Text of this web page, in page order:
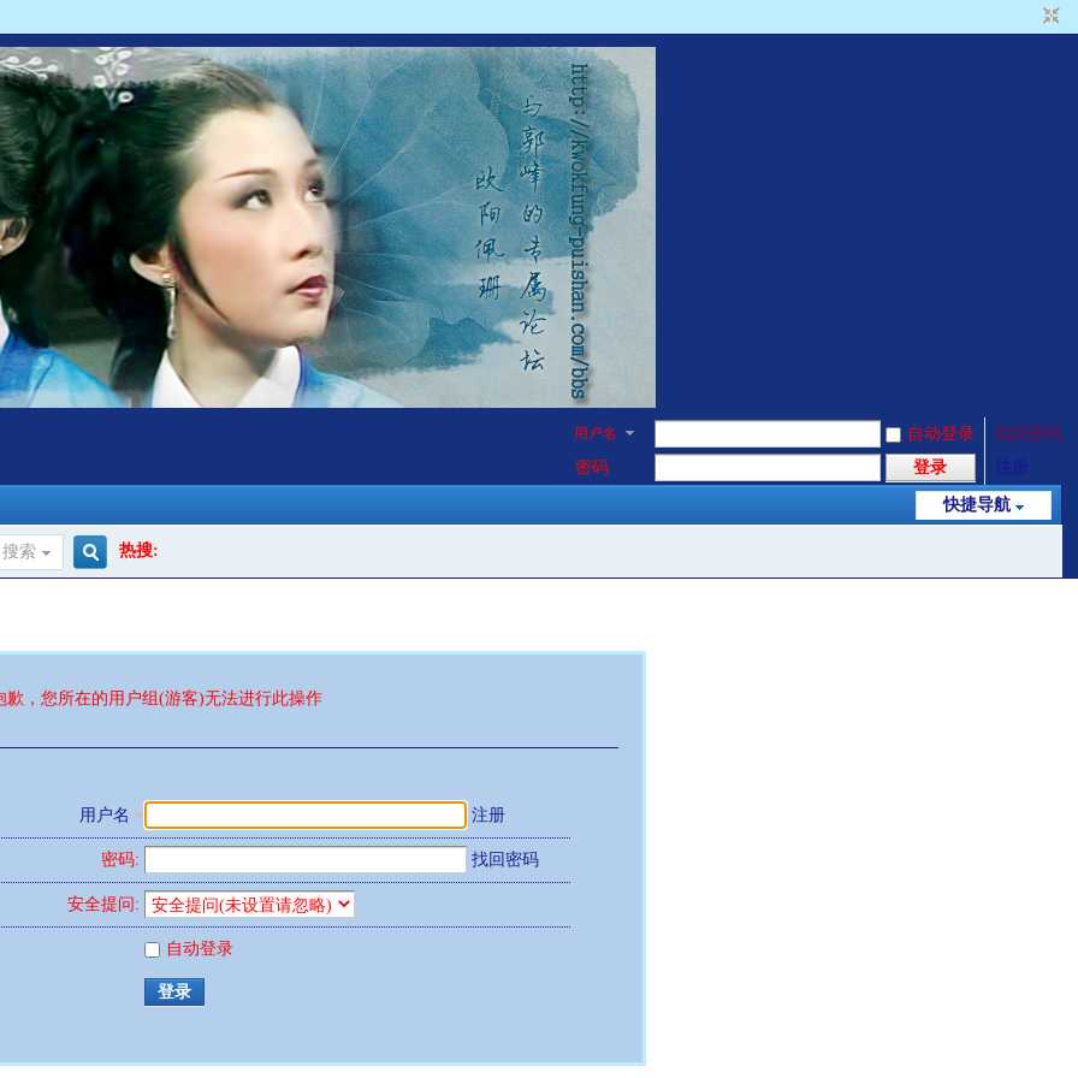
用户名 自动登录
找回密码
密码
登录
快捷导航
搜索
索
热搜:
歉，您所在的用户组(游客)无法进行此操作
用户名 注册
密码: 找回密码
安全提问:
自动登录
登录